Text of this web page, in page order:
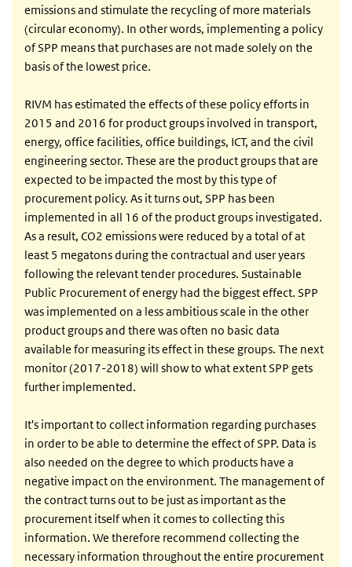
emissions and stimulate the recycling of more materials
(circular economy). In other words, implementing a policy
of SPP means that purchases are not made solely on the
basis of the lowest price.
RIVM has estimated the effects of these policy efforts in
2015 and 2016 for product groups involved in transport,
energy, office facilities, office buildings, ICT, and the civil
engineering sector. These are the product groups that are
expected to be impacted the most by this type of
procurement policy. As it turns out, SPP has been
implemented in all 16 of the product groups investigated.
As a result, CO2 emissions were reduced by a total of at
least 5 megatons during the contractual and user years
following the relevant tender procedures. Sustainable
Public Procurement of energy had the biggest effect. SPP
was implemented on a less ambitious scale in the other
product groups and there was often no basic data
available for measuring its effect in these groups. The next
monitor (2017-2018) will show to what extent SPP gets
further implemented.
It's important to collect information regarding purchases
in order to be able to determine the effect of SPP. Data is
also needed on the degree to which products have a
negative impact on the environment. The management of
the contract turns out to be just as important as the
procurement itself when it comes to collecting this
information. We therefore recommend collecting the
necessary information throughout the entire procurement